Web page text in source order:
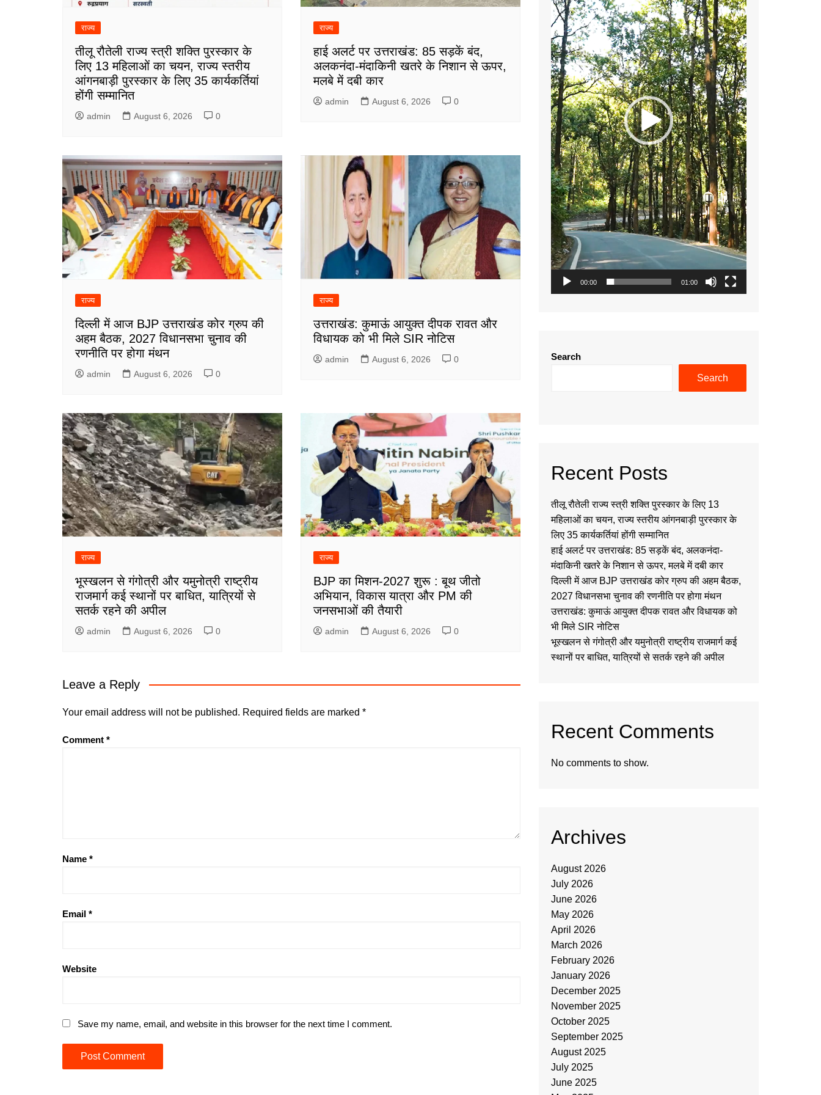
राज्य
तीलू रौतेली राज्य स्त्री शक्ति पुरस्कार के
लिए 13 महिलाओं का चयन, राज्य स्तरीय
आंगनबाड़ी पुरस्कार के लिए 35 कार्यकर्तियां
होंगी सम्मानित
admin August 6, 2026 0
राज्य
हाई अलर्ट पर उत्तराखंड: 85 सड़कें बंद,
अलकनंदा-मंदाकिनी खतरे के निशान से ऊपर,
मलबे में दबी कार
admin August 6, 2026 0
राज्य
दिल्ली में आज BJP उत्तराखंड कोर ग्रुप की
अहम बैठक, 2027 विधानसभा चुनाव की
रणनीति पर होगा मंथन
admin August 6, 2026 0
राज्य
उत्तराखंड: कुमाऊं आयुक्त दीपक रावत और
विधायक को भी मिले SIR नोटिस
admin August 6, 2026 0
राज्य
भूस्खलन से गंगोत्री और यमुनोत्री राष्ट्रीय
राजमार्ग कई स्थानों पर बाधित, यात्रियों से
सतर्क रहने की अपील
admin August 6, 2026 0
राज्य
BJP का मिशन-2027 शुरू : बूथ जीतो
अभियान, विकास यात्रा और PM की
जनसभाओं की तैयारी
admin August 6, 2026 0
Leave a Reply
Your email address will not be published. Required fields are marked *
Comment *
Name *
Email *
Website
Save my name, email, and website in this browser for the next time I comment.
00:00 01:00
Search
Search
Recent Posts
तीलू रौतेली राज्य स्त्री शक्ति पुरस्कार के लिए 13
महिलाओं का चयन, राज्य स्तरीय आंगनबाड़ी पुरस्कार के
लिए 35 कार्यकर्तियां होंगी सम्मानित
हाई अलर्ट पर उत्तराखंड: 85 सड़कें बंद, अलकनंदा-
मंदाकिनी खतरे के निशान से ऊपर, मलबे में दबी कार
दिल्ली में आज BJP उत्तराखंड कोर ग्रुप की अहम बैठक,
2027 विधानसभा चुनाव की रणनीति पर होगा मंथन
उत्तराखंड: कुमाऊं आयुक्त दीपक रावत और विधायक को
भी मिले SIR नोटिस
भूस्खलन से गंगोत्री और यमुनोत्री राष्ट्रीय राजमार्ग कई
स्थानों पर बाधित, यात्रियों से सतर्क रहने की अपील
Recent Comments
No comments to show.
Archives
August 2026
July 2026
June 2026
May 2026
April 2026
March 2026
February 2026
January 2026
December 2025
November 2025
October 2025
September 2025
August 2025
July 2025
June 2025